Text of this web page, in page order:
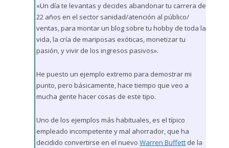
«Un día te levantas y decides abandonar tu carrera de
22 años en el sector sanidad/atención al público/
ventas, para montar un blog sobre tu hobby de toda la
vida, la cría de mariposas exóticas, monetizar tu
pasión, y vivir de los ingresos pasivos».
He puesto un ejemplo extremo para demostrar mi
punto, pero básicamente, hace tiempo que veo a
mucha gente hacer cosas de este tipo.
Uno de los ejemplos más habituales, es el típico
empleado incompetente y mal ahorrador, que ha
decidido convertirse en el nuevo Warren Buffett de la